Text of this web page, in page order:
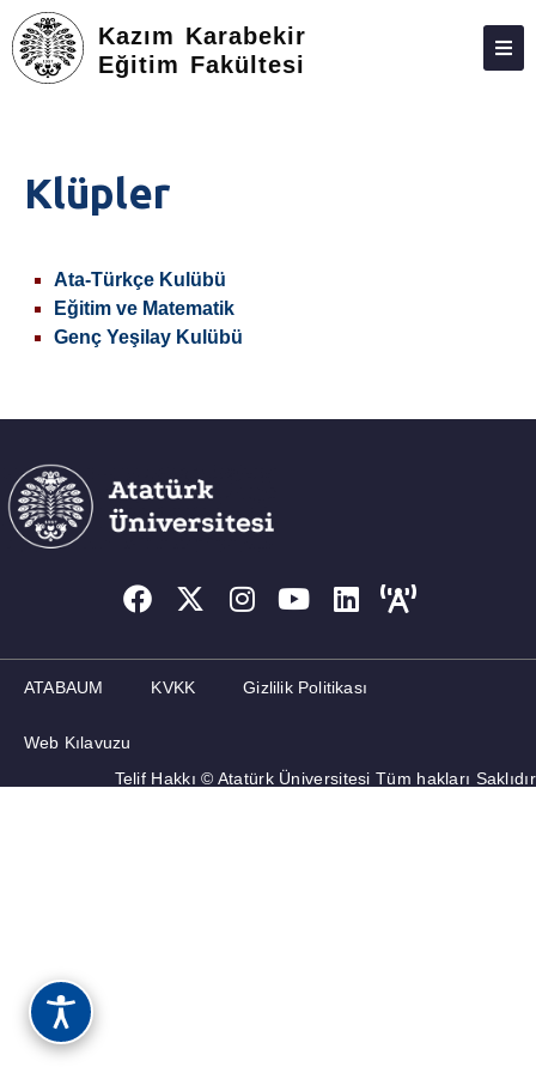
Kazım Karabekir
Eğitim Fakültesi
ÖĞRENCILER
ÖĞRETMENLIK UYGULAMALARI
FORMASYON
FORMLAR
İLETIŞIM
Klüpler
Ata-Türkçe Kulübü
Eğitim ve Matematik
Genç Yeşilay Kulübü
ATABAUM KVKK Gizlilik Politikası
Web Kılavuzu
Telif Hakkı © Atatürk Üniversitesi Tüm hakları Saklıdır